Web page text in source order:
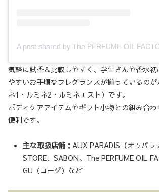
気軽に試香＆比較しやすく、学生さんや香水
やすいお手頃なフレグランスが揃っているの
ネ1・ルミネ2・ルミネエスト）です。
ボディケアアイテムやギフト小物との組み合
便利です。
主な取扱店舗： AUX PARADIS（オゥパラ
STORE、SABON、The PERFUME OIL
GU（コーグ）など